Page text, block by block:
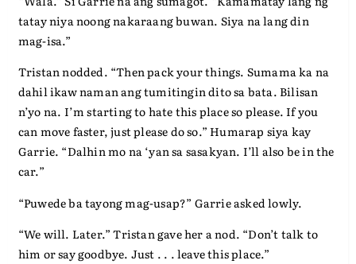
tatay niya noong nakaraang buwan. Siya na lang din
mag-isa.”
Tristan nodded. “Then pack your things. Sumama ka na
dahil ikaw naman ang tumitingin dito sa bata. Bilisan
n’yo na. I’m starting to hate this place so please. If you
can move faster, just please do so.” Humarap siya kay
Garrie. “Dalhin mo na ‘yan sa sasakyan. I’ll also be in the
car.”
“Puwede ba tayong mag-usap?” Garrie asked lowly.
“We will. Later.” Tristan gave her a nod. “Don’t talk to
him or say goodbye. Just . . . leave this place.”